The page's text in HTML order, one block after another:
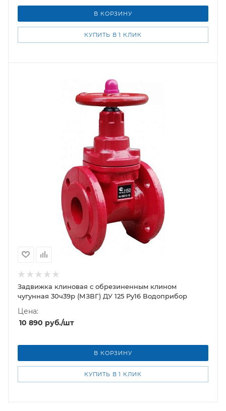
В КОРЗИНУ
КУПИТЬ В 1 КЛИК
Задвижка клиновая с обрезиненным клином
чугунная 30ч39р (МЗВГ) ДУ 125 Ру16 Водоприбор
Цена:
10 890 руб./шт
В КОРЗИНУ
КУПИТЬ В 1 КЛИК